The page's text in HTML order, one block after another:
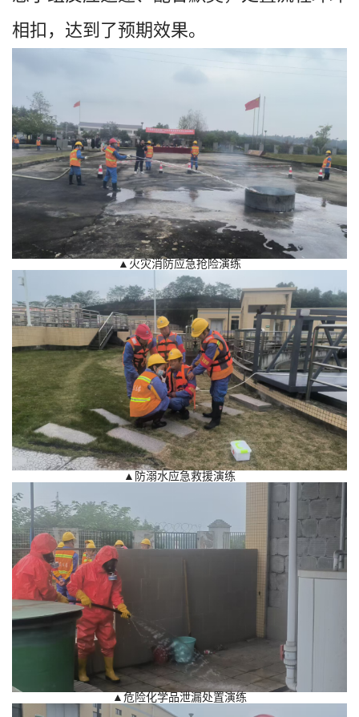
相扣，达到了预期效果。
▲火灾消防应急抢险演练
▲防溺水应急救援演练
▲危险化学品泄漏处置演练